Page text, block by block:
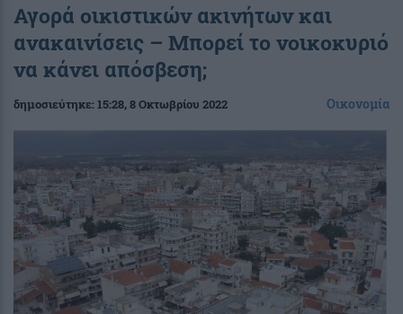
Αγορά οικιστικών ακινήτων και
ανακαινίσεις – Μπορεί το νοικοκυριό
να κάνει απόσβεση;
δημοσιεύτηκε:15:28, 8 Οκτωβρίου 2022 Οικονομία